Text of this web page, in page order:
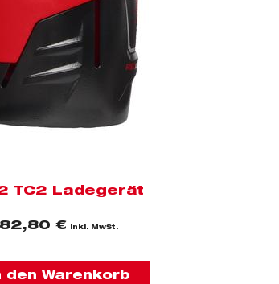
TC2 Ladegerät
82,80 € inkl. MwSt.
den Warenkorb